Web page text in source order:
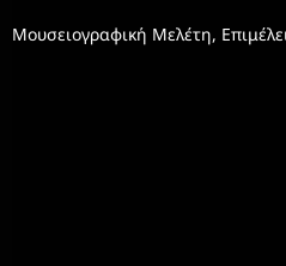
Μουσειογραφική Μελέτη,